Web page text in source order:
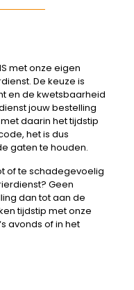
met onze eigen
De keuze is
en de kwetsbaarheid
jouw bestelling
daarin het tijdstip
het is dus
gaten te houden.
of te schadegevoelig
Geen
dan tot aan de
tijdstip met onze
avonds of in het